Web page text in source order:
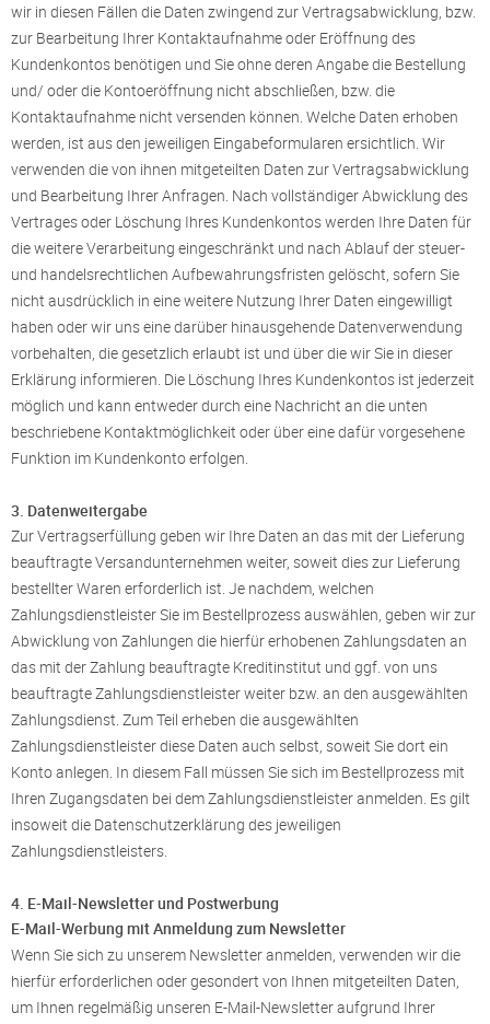
wir in diesen Fällen die Daten zwingend zur Vertragsabwicklung, bzw.
zur Bearbeitung Ihrer Kontaktaufnahme oder Eröffnung des
Kundenkontos benötigen und Sie ohne deren Angabe die Bestellung
und/ oder die Kontoeröffnung nicht abschließen, bzw. die
Kontaktaufnahme nicht versenden können. Welche Daten erhoben
werden, ist aus den jeweiligen Eingabeformularen ersichtlich. Wir
verwenden die von ihnen mitgeteilten Daten zur Vertragsabwicklung
und Bearbeitung Ihrer Anfragen. Nach vollständiger Abwicklung des
Vertrages oder Löschung Ihres Kundenkontos werden Ihre Daten für
die weitere Verarbeitung eingeschränkt und nach Ablauf der steuer-
und handelsrechtlichen Aufbewahrungsfristen gelöscht, sofern Sie
nicht ausdrücklich in eine weitere Nutzung Ihrer Daten eingewilligt
haben oder wir uns eine darüber hinausgehende Datenverwendung
vorbehalten, die gesetzlich erlaubt ist und über die wir Sie in dieser
Erklärung informieren. Die Löschung Ihres Kundenkontos ist jederzeit
möglich und kann entweder durch eine Nachricht an die unten
beschriebene Kontaktmöglichkeit oder über eine dafür vorgesehene
Funktion im Kundenkonto erfolgen.
3. Datenweitergabe
Zur Vertragserfüllung geben wir Ihre Daten an das mit der Lieferung
beauftragte Versandunternehmen weiter, soweit dies zur Lieferung
bestellter Waren erforderlich ist. Je nachdem, welchen
Zahlungsdienstleister Sie im Bestellprozess auswählen, geben wir zur
Abwicklung von Zahlungen die hierfür erhobenen Zahlungsdaten an
das mit der Zahlung beauftragte Kreditinstitut und ggf. von uns
beauftragte Zahlungsdienstleister weiter bzw. an den ausgewählten
Zahlungsdienst. Zum Teil erheben die ausgewählten
Zahlungsdienstleister diese Daten auch selbst, soweit Sie dort ein
Konto anlegen. In diesem Fall müssen Sie sich im Bestellprozess mit
Ihren Zugangsdaten bei dem Zahlungsdienstleister anmelden. Es gilt
insoweit die Datenschutzerklärung des jeweiligen
Zahlungsdienstleisters.
4. E-Mail-Newsletter und Postwerbung
E-Mail-Werbung mit Anmeldung zum Newsletter
Wenn Sie sich zu unserem Newsletter anmelden, verwenden wir die
hierfür erforderlichen oder gesondert von Ihnen mitgeteilten Daten,
um Ihnen regelmäßig unseren E-Mail-Newsletter aufgrund Ihrer